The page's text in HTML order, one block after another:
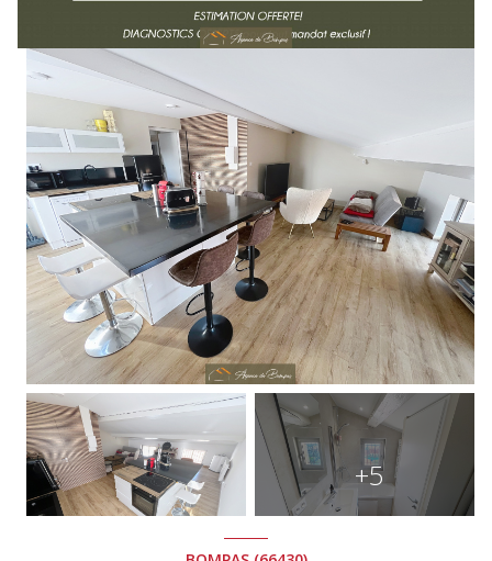
+5